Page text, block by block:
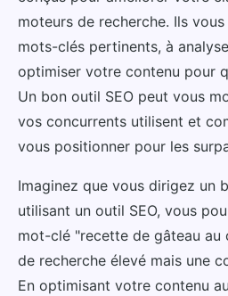
moteurs de recherche. Ils
mots-clés pertinents, à
optimiser votre contenu pour
Un bon outil SEO peut vous
vos concurrents utilisent et
vous positionner pour les
Imaginez que vous dirigez un
utilisant un outil SEO, vous
mot-clé "recette de gâteau au
de recherche élevé mais une
En optimisant votre contenu